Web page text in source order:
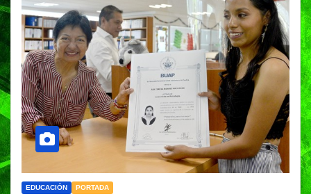
EDUCACIÓN PORTADA